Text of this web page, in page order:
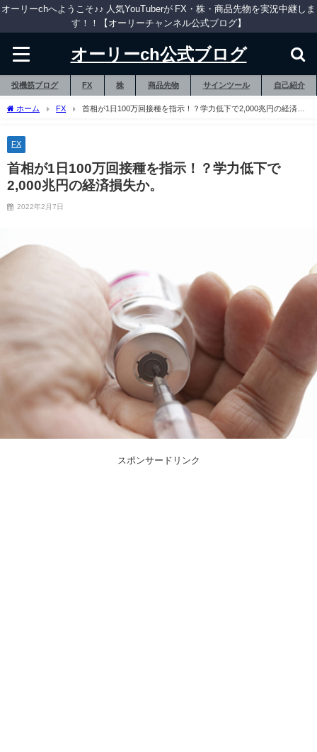
オーリーchへようこそ♪♪ 人気YouTuberが FX・株・商品先物を実況中継しま
す！！【オーリーチャンネル公式ブログ】
オーリーch公式ブログ
投機筋ブログ FX 株 商品先物 サインツール 自己紹介
ホーム FX
首相が1日100万回接種を指示！？学力低下で2,000兆円の経済損
FX
首相が1日100万回接種を指示！？学力低下で
2,000兆円の経済損失か。
2022年2月7日
スポンサードリンク